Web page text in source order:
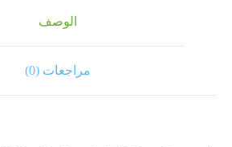
الوصف
مراجعات (0)